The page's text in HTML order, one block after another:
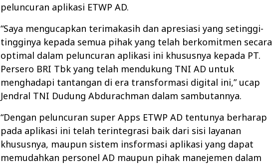
peluncuran aplikasi ETWP AD.
“Saya mengucapkan terimakasih dan apresiasi yang setinggi-
tingginya kepada semua pihak yang telah berkomitmen secara
optimal dalam peluncuran aplikasi ini khususnya kepada PT.
Persero BRI Tbk yang telah mendukung TNI AD untuk
menghadapi tantangan di era transformasi digital ini,” ucap
Jendral TNI Dudung Abdurachman dalam sambutannya.
“Dengan peluncuran super Apps ETWP AD tentunya berharap
pada aplikasi ini telah terintegrasi baik dari sisi layanan
khususnya, maupun sistem insformasi aplikasi yang dapat
memudahkan personel AD maupun pihak manejemen dalam